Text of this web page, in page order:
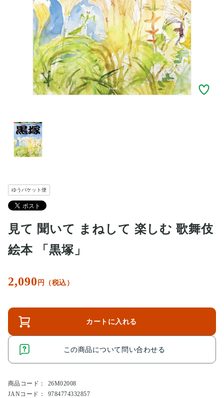
ゆうパケット便
見て 聞いて まねして 楽しむ 歌舞伎
絵本 「黒塚」
2,090 円（税込）
カートに入れる
この商品について問い合わせる
商品コード：
26M02008
JANコード：
9784774332857